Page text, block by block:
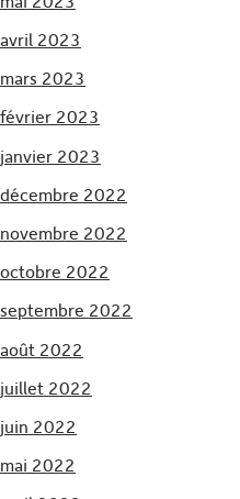
avril 2023
mars 2023
février 2023
janvier 2023
décembre 2022
novembre 2022
octobre 2022
septembre 2022
août 2022
juillet 2022
juin 2022
mai 2022